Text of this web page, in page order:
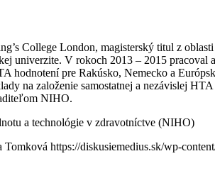
College London, magisterský titul z
univerzite. V rokoch 2013 – 2015
hodnotení pre Rakúsko, Nemecko a
na založenie samostatnej a nezávislej
NIHO.
a technológie v zdravotníctve (NIHO)
Tomková https://diskusiemedius.sk/wp-